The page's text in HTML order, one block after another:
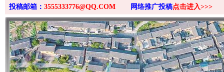
投稿邮箱： 3555333776@QQ.COM 网络推广投稿点击进入>>>